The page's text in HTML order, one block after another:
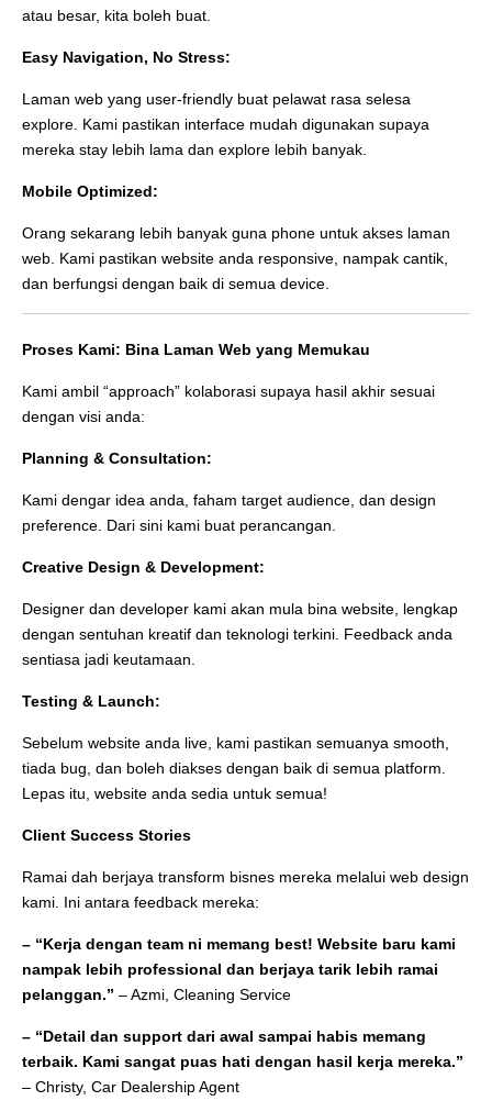
atau besar, kita boleh buat.
Easy Navigation, No Stress:
Laman web yang user-friendly buat pelawat rasa selesa
explore. Kami pastikan interface mudah digunakan supaya
mereka stay lebih lama dan explore lebih banyak.
Mobile Optimized:
Orang sekarang lebih banyak guna phone untuk akses laman
web. Kami pastikan website anda responsive, nampak cantik,
dan berfungsi dengan baik di semua device.
Proses Kami: Bina Laman Web yang Memukau
Kami ambil “approach” kolaborasi supaya hasil akhir sesuai
dengan visi anda:
Planning & Consultation:
Kami dengar idea anda, faham target audience, dan design
preference. Dari sini kami buat perancangan.
Creative Design & Development:
Designer dan developer kami akan mula bina website, lengkap
dengan sentuhan kreatif dan teknologi terkini. Feedback anda
sentiasa jadi keutamaan.
Testing & Launch:
Sebelum website anda live, kami pastikan semuanya smooth,
tiada bug, dan boleh diakses dengan baik di semua platform.
Lepas itu, website anda sedia untuk semua!
Client Success Stories
Ramai dah berjaya transform bisnes mereka melalui web design
kami. Ini antara feedback mereka:
– “Kerja dengan team ni memang best! Website baru kami
nampak lebih professional dan berjaya tarik lebih ramai
pelanggan.” – Azmi, Cleaning Service
– “Detail dan support dari awal sampai habis memang
terbaik. Kami sangat puas hati dengan hasil kerja mereka.”
– Christy, Car Dealership Agent